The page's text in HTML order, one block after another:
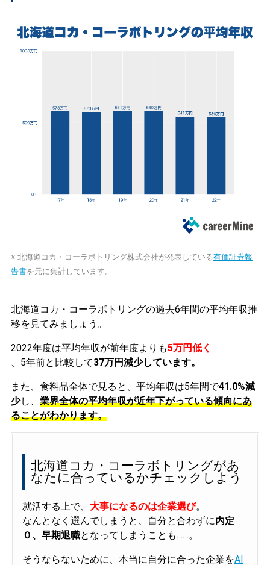
※ 北海道コカ・コーラボトリング株式会社が発表している有価証券報
告書を元に集計しています。
北海道コカ・コーラボトリングの過去6年間の平均年収推
移を見てみましょう。
2022年度は平均年収が前年度よりも5万円低く
、5年前と比較して37万円減少しています。
また、食料品全体で見ると、平均年収は5年間で41.0%減
少し、 業界全体の平均年収が近年下がっている傾向にあ
ることがわかります。
北海道コカ・コーラボトリングがあ
なたに合っているかチェックしよう
就活する上で、 大事になるのは企業選び。
なんとなく選んでしまうと、自分と合わずに内定
０、早期退職となってしまうことも……。
そうならないために、本当に自分に合った企業をAI